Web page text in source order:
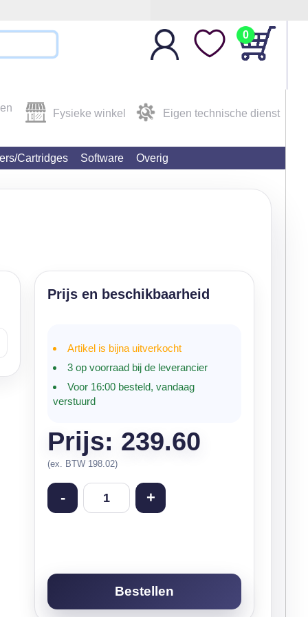
0
Fysieke winkel Eigen technische dienst
Cartridges Software Overig
Artikel is bijna uitverkocht
3 op voorraad bij de leverancier
Voor 16:00 besteld, vandaag
verstuurd
Prijs: 239.60
(ex. BTW 198.02)
- +
Bestellen